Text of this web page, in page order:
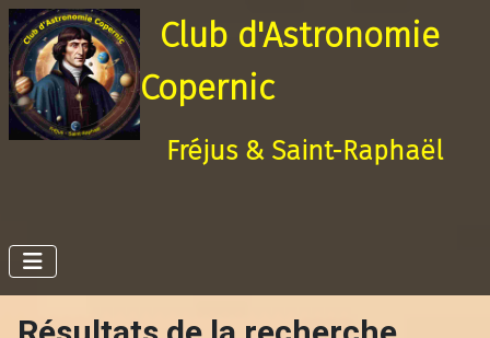
Club d'Astronomie
Copernic
Fréjus & Saint-Raphaël